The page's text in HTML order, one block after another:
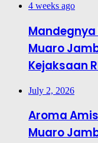
4 weeks ago
Mandegnya
Muaro
Kejaksaan
July 2, 2026
Aroma
Muaro